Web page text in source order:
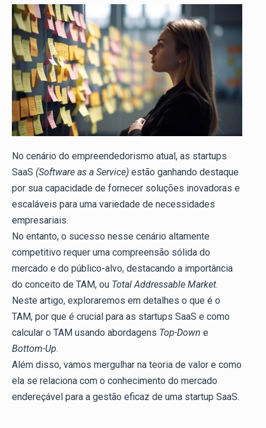
No cenário do empreendedorismo atual, as startups
SaaS (Software as a Service) estão ganhando destaque
por sua capacidade de fornecer soluções inovadoras e
escaláveis para uma variedade de necessidades
empresariais.
No entanto, o sucesso nesse cenário altamente
competitivo requer uma compreensão sólida do
mercado e do público-alvo, destacando a importância
do conceito de TAM, ou Total Addressable Market.
Neste artigo, exploraremos em detalhes o que é o
TAM, por que é crucial para as startups SaaS e como
calcular o TAM usando abordagens Top-Down e
Bottom-Up.
Além disso, vamos mergulhar na teoria de valor e como
ela se relaciona com o conhecimento do mercado
endereçável para a gestão eficaz de uma startup SaaS.